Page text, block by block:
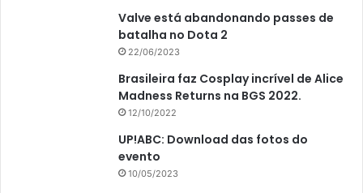
Valve está abandonando passes de
batalha no Dota 2
22/06/2023
Brasileira faz Cosplay incrível de Alice
Madness Returns na BGS 2022.
12/10/2022
UP!ABC: Download das fotos do
evento
10/05/2023